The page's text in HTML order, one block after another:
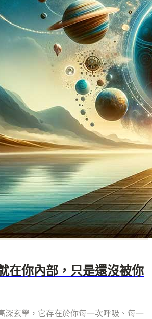
在你內部，只是還沒被你
深玄學，它存在於你每一次呼吸、每一